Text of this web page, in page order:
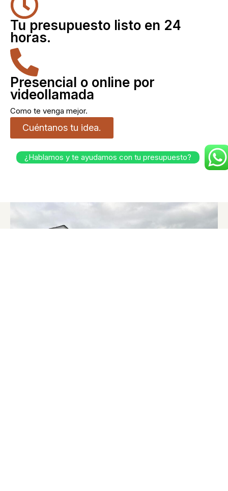
Tu presupuesto listo en 24
horas.
Presencial o online por
videollamada
Como te venga mejor.
Cuéntanos tu idea.
¿Hablamos y te ayudamos con tu presupuesto?